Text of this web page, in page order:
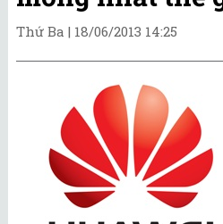
Thứ Ba | 18/06/2013 14:25